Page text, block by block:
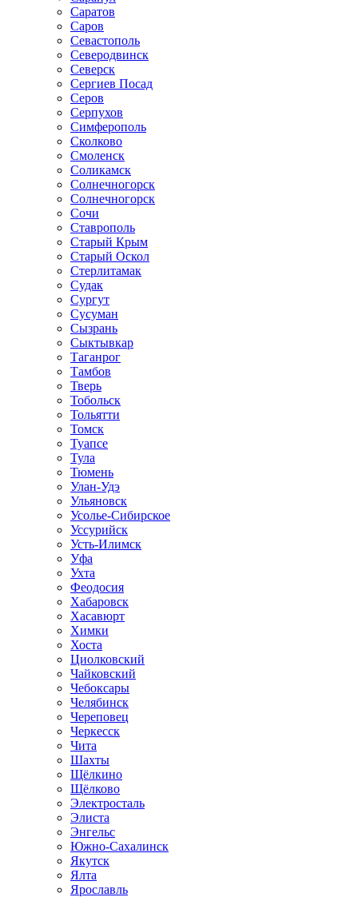
Саратов
Саров
Севастополь
Северодвинск
Северск
Сергиев Посад
Серов
Серпухов
Симферополь
Сколково
Смоленск
Соликамск
Солнечногорск
Солнечногорск
Сочи
Ставрополь
Старый Крым
Старый Оскол
Стерлитамак
Судак
Сургут
Сусуман
Сызрань
Сыктывкар
Таганрог
Тамбов
Тверь
Тобольск
Тольятти
Томск
Туапсе
Тула
Тюмень
Улан-Удэ
Ульяновск
Усолье-Сибирское
Уссурийск
Усть-Илимск
Уфа
Ухта
Феодосия
Хабаровск
Хасавюрт
Химки
Хоста
Циолковский
Чайковский
Чебоксары
Челябинск
Череповец
Черкесск
Чита
Шахты
Щёлкино
Щёлково
Электросталь
Элиста
Энгельс
Южно-Сахалинск
Якутск
Ялта
Ярославль